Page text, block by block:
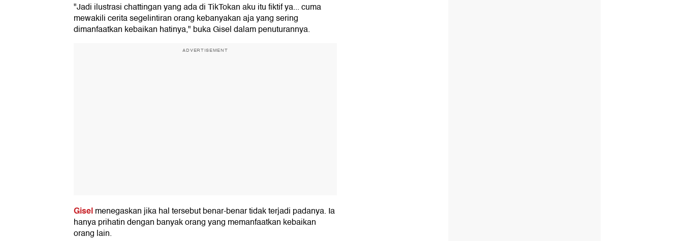
"Jadi ilustrasi chattingan yang ada di TikTokan aku itu fiktif ya... cuma
mewakili cerita segelintiran orang kebanyakan aja yang sering
dimanfaatkan kebaikan hatinya," buka Gisel dalam penuturannya.
ADVERTISEMENT
Giselmenegaskan jika hal tersebut benar-benar tidak terjadi padanya. Ia
hanya prihatin dengan banyak orang yang memanfaatkan kebaikan
orang lain.